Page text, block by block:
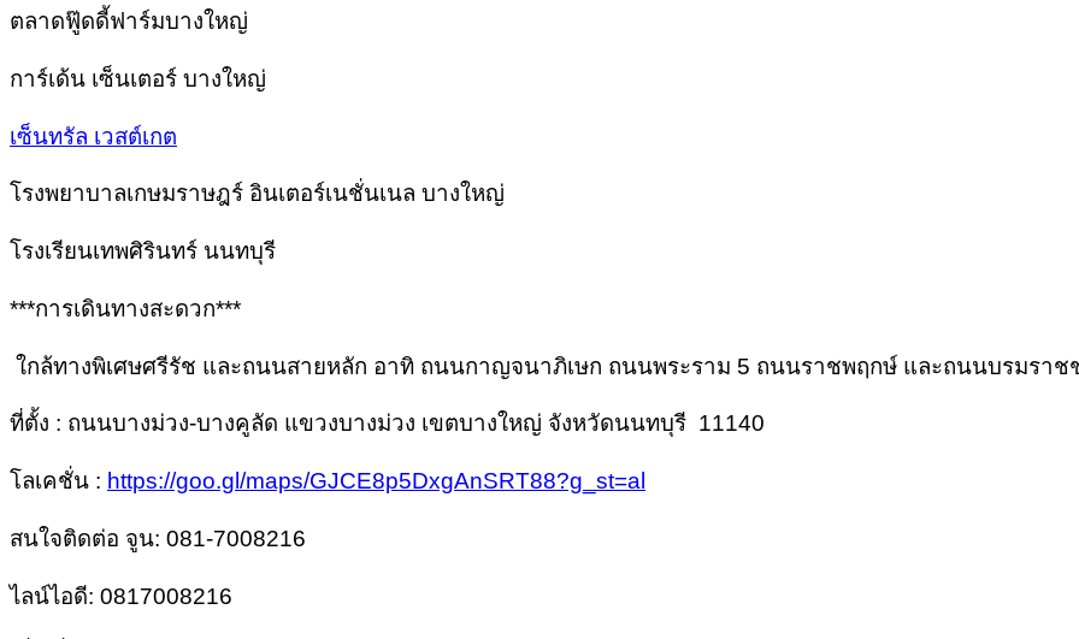
ตลาดฟู๊ดดี้ฟาร์มบางใหญ่
การ์เด้น เซ็นเตอร์ บางใหญ่
เซ็นทรัล เวสต์เกต
โรงพยาบาลเกษมราษฎร์ อินเตอร์เนชั่นเนล บางใหญ่
โรงเรียนเทพศิรินทร์ นนทบุรี
***การเดินทางสะดวก***
ใกล้ทางพิเศษศรีรัช และถนนสายหลัก อาทิ ถนนกาญจนาภิเษก ถนนพระราม 5 ถนนราชพฤกษ์ และถนนบรมรา
ที่ตั้ง : ถนนบางม่วง-บางคูลัด แขวงบางม่วง เขตบางใหญ่ จังหวัดนนทบุรี 11140
โลเคชั่น : https://goo.gl/maps/GJCE8p5DxgAnSRT88?g_st=al
สนใจติดต่อ จูน: 081-7008216
ไลน์ไอดี: 0817008216